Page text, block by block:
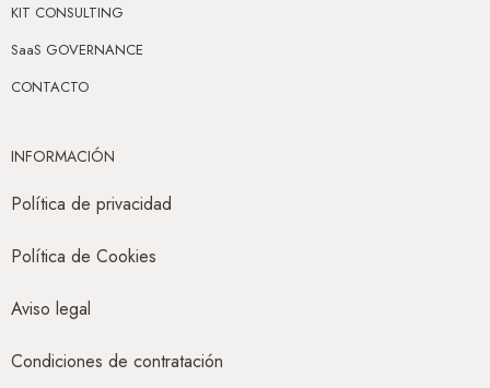
KIT CONSULTING
SaaS GOVERNANCE
CONTACTO
INFORMACIÓN
Política de privacidad
Política de Cookies
Aviso legal
Condiciones de contratación